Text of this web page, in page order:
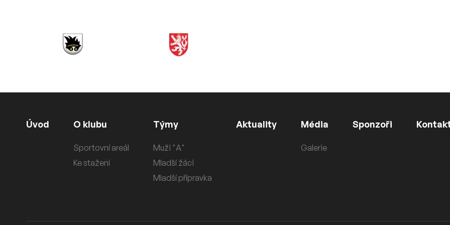
Úvod O klubu
Sportovní areál
Ke stažení
Týmy
Muži "A"
Mladší žáci
Mladší přípravka
Aktuality Média
Galerie
Sponzoři